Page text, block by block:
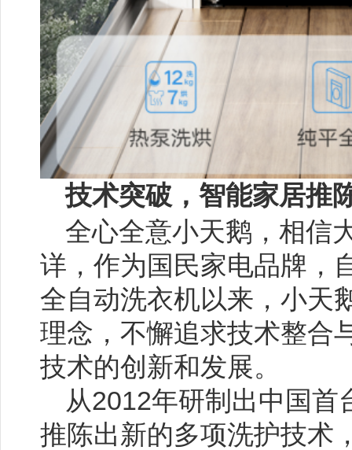
技术突破，智能家居推
全心全意小天鹅，相信
详，作为国民家电品牌，
全自动洗衣机以来，小天
理念，不懈追求技术整合
技术的创新和发展。
从2012年研制出中国首
推陈出新的多项洗护技术